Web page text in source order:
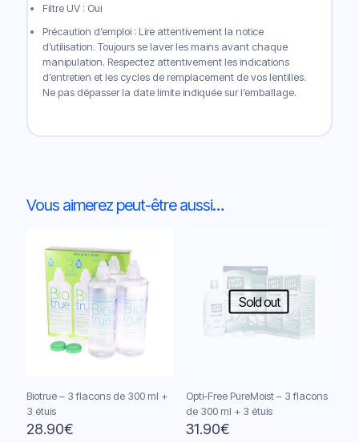
Filtre UV : Oui
Précaution d’emploi : Lire attentivement la notice
d’utilisation. Toujours se laver les mains avant chaque
manipulation. Respectez attentivement les indications
d’entretien et les cycles de remplacement de vos lentilles.
Ne pas dépasser la date limite indiquée sur l’emballage.
Vous aimerez peut-être aussi…
Biotrue – 3 flacons de 300 ml +
3 étuis
28.90€
Sold out
Opti-Free PureMoist – 3 flacons
de 300 ml + 3 étuis
31.90€